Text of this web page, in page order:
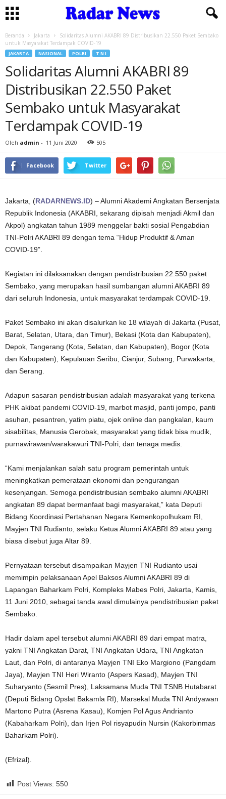
Beranda Jakarta
Solidaritas Alumni AKABRI 89 Distribusikan 22.550 Paket Sembako
untuk Masyarakat Terdampak COVID-19
JAKARTA NASIONAL POLRI T N I
Solidaritas Alumni AKABRI 89
Distribusikan 22.550 Paket
Sembako untuk Masyarakat
Terdampak COVID-19
Oleh admin - 11 Juni 2020 505
Facebook Twitter
Jakarta, (RADARNEWS.ID) – Alumni Akademi Angkatan Bersenjata
Republik Indonesia (AKABRI, sekarang dipisah menjadi Akmil dan
Akpol) angkatan tahun 1989 menggelar bakti sosial Pengabdian
TNI-Polri AKABRI 89 dengan tema “Hidup Produktif & Aman
COVID-19”.
Kegiatan ini dilaksanakan dengan pendistribusian 22.550 paket
Sembako, yang merupakan hasil sumbangan alumni AKABRI 89
dari seluruh Indonesia, untuk masyarakat terdampak COVID-19.
Paket Sembako ini akan disalurkan ke 18 wilayah di Jakarta (Pusat,
Barat, Selatan, Utara, dan Timur), Bekasi (Kota dan Kabupaten),
Depok, Tangerang (Kota, Selatan, dan Kabupaten), Bogor (Kota
dan Kabupaten), Kepulauan Seribu, Cianjur, Subang, Purwakarta,
dan Serang.
Adapun sasaran pendistribusian adalah masyarakat yang terkena
PHK akibat pandemi COVID-19, marbot masjid, panti jompo, panti
asuhan, pesantren, yatim piatu, ojek online dan pangkalan, kaum
sisabilitas, Manusia Gerobak, masyarakat yang tidak bisa mudik,
purnawirawan/warakawuri TNI-Polri, dan tenaga medis.
“Kami menjalankan salah satu program pemerintah untuk
meningkatkan pemerataan ekonomi dan pengurangan
kesenjangan. Semoga pendistribusian sembako alumni AKABRI
angkatan 89 dapat bermanfaat bagi masyarakat,” kata Deputi
Bidang Koordinasi Pertahanan Negara Kemenkopolhukam RI,
Mayjen TNI Rudianto, selaku Ketua Alumni AKABRI 89 atau yang
biasa disebut juga Altar 89.
Pernyataan tersebut disampaikan Mayjen TNI Rudianto usai
memimpin pelaksanaan Apel Baksos Alumni AKABRI 89 di
Lapangan Baharkam Polri, Kompleks Mabes Polri, Jakarta, Kamis,
11 Juni 2010, sebagai tanda awal dimulainya pendistribusian paket
Sembako.
Hadir dalam apel tersebut alumni AKABRI 89 dari empat matra,
yakni TNI Angkatan Darat, TNI Angkatan Udara, TNI Angkatan
Laut, dan Polri, di antaranya Mayjen TNI Eko Margiono (Pangdam
Jaya), Mayjen TNI Heri Wiranto (Aspers Kasad), Mayjen TNI
Suharyanto (Sesmil Pres), Laksamana Muda TNI TSNB Hutabarat
(Deputi Bidang Opslat Bakamla RI), Marsekal Muda TNI Andyawan
Martono Putra (Asrena Kasau), Komjen Pol Agus Andrianto
(Kabaharkam Polri), dan Irjen Pol risyapudin Nursin (Kakorbinmas
Baharkam Polri).
(Efrizal).
Post Views: 550